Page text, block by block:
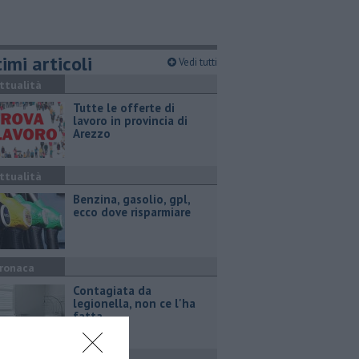
articoli Vedi tutti
​Tutte le offerte di
lavoro in provincia di
Arezzo
​Benzina, gasolio, gpl,
ecco dove risparmiare
Contagiata da
legionella, non ce l'ha
fatta